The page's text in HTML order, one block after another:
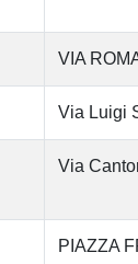
VIA
Via Luigi
Via
PIAZZA